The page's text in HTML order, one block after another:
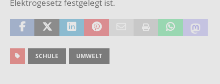
Elektrogesetz festgelegt ist.
SCHULE UMWELT